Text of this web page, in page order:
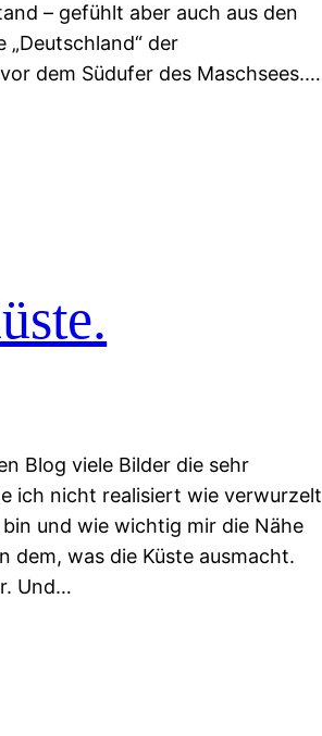
– gefühlt aber auch aus den
der
dem Südufer des Maschsees.…
Blog viele Bilder die sehr
ich nicht realisiert wie verwurzelt
und wie wichtig mir die Nähe
dem, was die Küste ausmacht.
Und…